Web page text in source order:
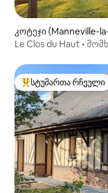
კოტეჯი (Manneville-
Le Clos du Haut •
სტუმართა რჩეული
სტუმართა რჩეული